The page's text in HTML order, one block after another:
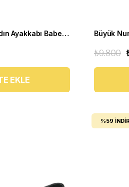
Büyük Numara Kadın Ayakkabı Babet MYG2002 siyah R
EKLE
₺9.800
%59